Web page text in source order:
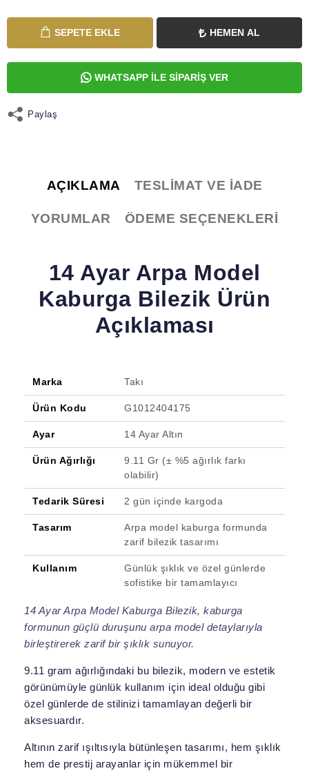
SEPETE EKLE HEMEN AL
WHATSAPP İLE SİPARİŞ VER
Paylaş
AÇIKLAMA TESLIMAT VE İADE
YORUMLAR ÖDEME SEÇENEKLERI
14 Ayar Arpa Model
Kaburga Bilezik Ürün
Açıklaması
Marka Takı
Ürün Kodu G1012404175
Ayar 14 Ayar Altın
Ürün Ağırlığı
9.11 Gr (± %5 ağırlık farkı
olabilir)
Tedarik Süresi 2 gün içinde kargoda
Tasarım
Arpa model kaburga formunda
zarif bilezik tasarımı
Kullanım
Günlük şıklık ve özel günlerde
sofistike bir tamamlayıcı
14 Ayar Arpa Model Kaburga Bilezik, kaburga
formunun güçlü duruşunu arpa model detaylarıyla
birleştirerek zarif bir şıklık sunuyor.
9.11 gram ağırlığındaki bu bilezik, modern ve estetik
görünümüyle günlük kullanım için ideal olduğu gibi
özel günlerde de stilinizi tamamlayan değerli bir
aksesuardır.
Altının zarif ışıltısıyla bütünleşen tasarımı, hem şıklık
hem de prestij arayanlar için mükemmel bir